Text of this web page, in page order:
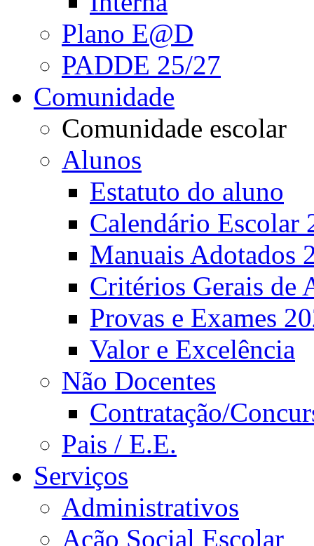
Plano E@D
PADDE 25/27
Comunidade
Comunidade escolar
Alunos
Estatuto do aluno
Calendário Escolar
Manuais Adotados
Critérios Gerais de
Provas e Exames
Valor e Excelência
Não Docentes
Contratação/
Pais / E.E.
Serviços
Administrativos
Ação Social Escolar